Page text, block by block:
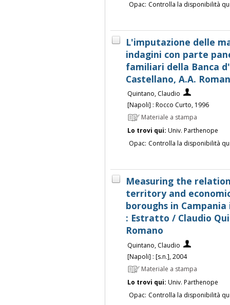
Opac: Controlla la disponibilità
L'imputazione delle
indagini con parte
familiari della Banca
Castellano, A.A.
Quintano, Claudio
[Napoli] : Rocco Curto, 1996
Materiale a stampa
Lo trovi qui: Univ. Parthenope
Opac: Controlla la disponibilità
Measuring the
territory and
boroughs in
: Estratto / Claudio
Romano
Quintano, Claudio
[Napoli] : [s.n.], 2004
Materiale a stampa
Lo trovi qui: Univ. Parthenope
Opac: Controlla la disponibilità